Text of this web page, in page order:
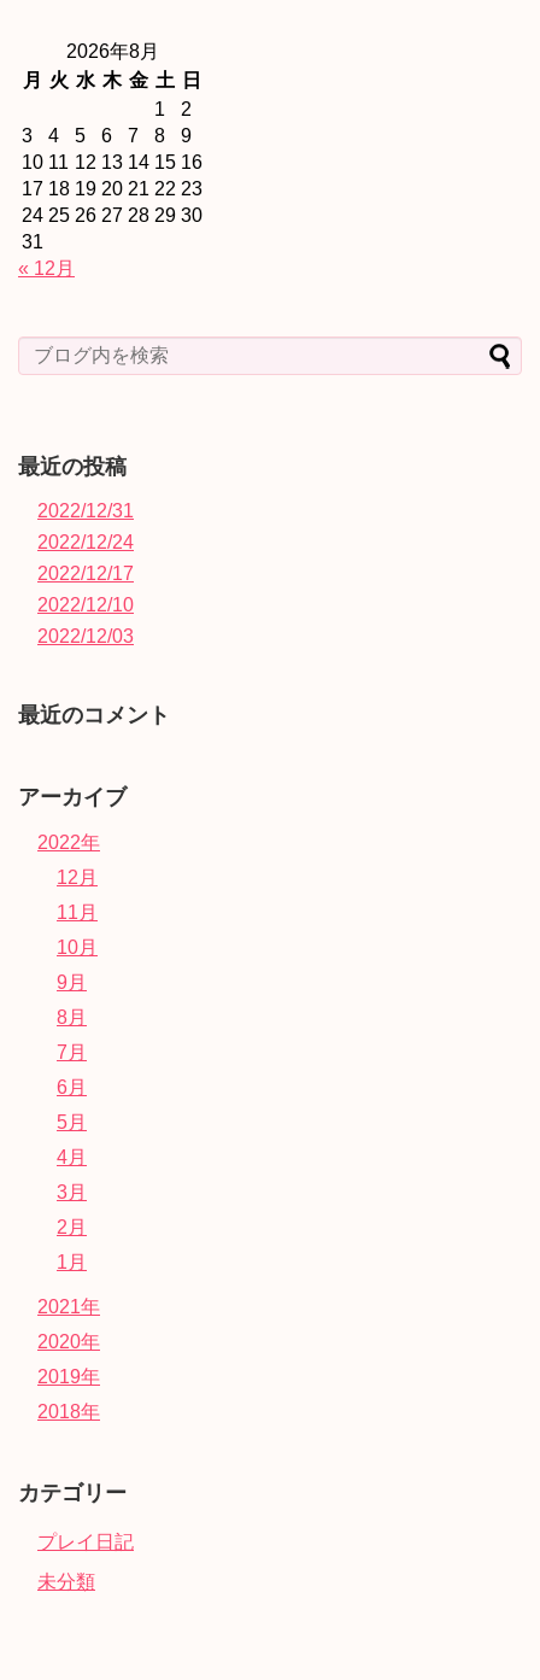
2026年8月
月
火 水 木 金 土
日
1
2
3
4 5 6 7 8
9
10 11 12 13 14 15 16
17 18 19 20 21 22 23
24 25 26 27 28 29 30
31
« 12月
最近の投稿
2022/12/31
2022/12/24
2022/12/17
2022/12/10
2022/12/03
最近のコメント
アーカイブ
2022年
12月
11月
10月
9月
8月
7月
6月
5月
4月
3月
2月
1月
2021年
2020年
2019年
2018年
カテゴリー
プレイ日記
未分類